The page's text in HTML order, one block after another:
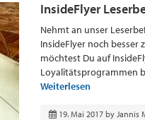
InsideFlyer
Nehmt an unser
InsideFlyer noch besser
möchtest Du auf
Loyalitätsprogrammen
Weiterlesen
19. Mai 2017 by Jannis